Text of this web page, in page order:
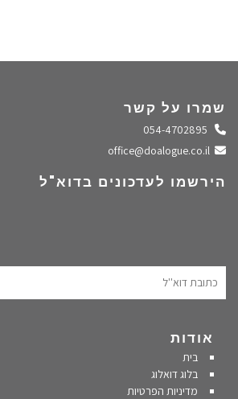
שמרו על קשר
התקשרו אלינו
שלחו מייל
הירשמו לעדכונים בדוא"ל
אודות
בית
בלוג דואלוג
מדיניות הפרטיות